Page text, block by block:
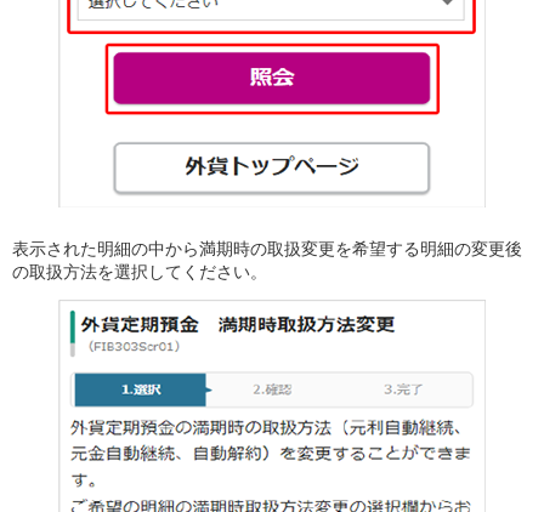
AEON Pay
支払・入金・サービス
スマホ決済アプリ
公営競技
サービス
相続・税務のご相談
電子マネーWAON
セキュリティ
その他サービス
キャンペーン
表示された明細の中から満期時の取扱変更を希望する明細の変更後
の取扱方法を選択してください。